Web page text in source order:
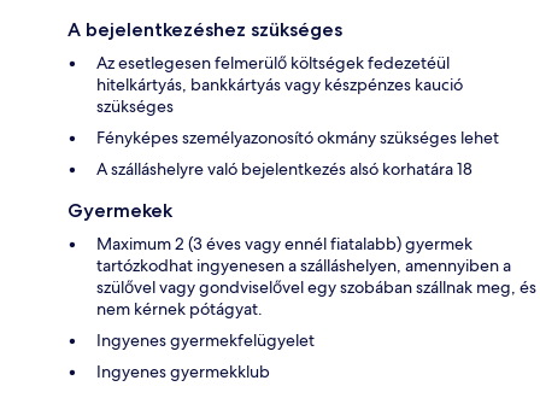
A bejelentkezéshez szükséges
Az esetlegesen felmerülő költségek fedezetéül
hitelkártyás, bankkártyás vagy készpénzes kaució
szükséges
Fényképes személyazonosító okmány szükséges lehet
A szálláshelyre való bejelentkezés alsó korhatára 18
Gyermekek
Maximum 2 (3 éves vagy ennél fiatalabb) gyermek
tartózkodhat ingyenesen a szálláshelyen, amennyiben a
szülővel vagy gondviselővel egy szobában szállnak meg, és
nem kérnek pótágyat.
Ingyenes gyermekfelügyelet
Ingyenes gyermekklub